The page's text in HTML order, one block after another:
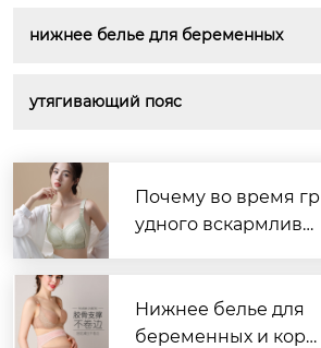
нижнее белье для беременных
утягивающий пояс
Почему во время гр
удного вскармлива
Нижнее белье для
беременных и корм